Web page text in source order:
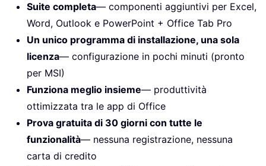
Suite completa— componenti aggiuntivi per Excel,
Word, Outlook e PowerPoint + Office Tab Pro
Un unico programma di installazione, una sola
licenza— configurazione in pochi minuti (pronto
per MSI)
Funziona meglio insieme— produttività
ottimizzata tra le app di Office
Prova gratuita di 30 giorni con tutte le
funzionalità— nessuna registrazione, nessuna
carta di credito